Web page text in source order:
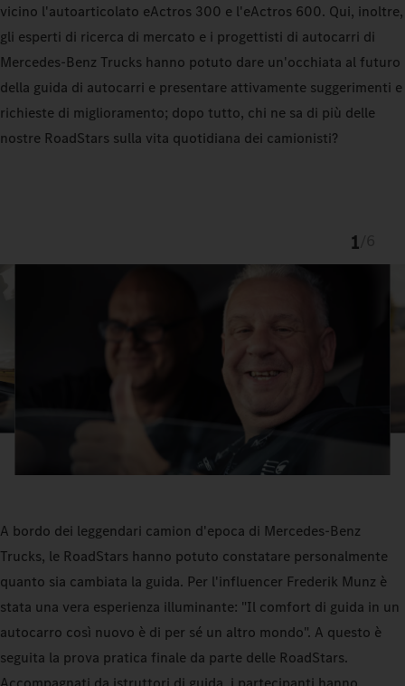
vicino l'autoarticolato eActros 300 e l'eActros 600. Qui, inoltre,
gli esperti di ricerca di mercato e i progettisti di autocarri di
Mercedes-Benz Trucks hanno potuto dare un'occhiata al futuro
della guida di autocarri e presentare attivamente suggerimenti e
richieste di miglioramento; dopo tutto, chi ne sa di più delle
nostre RoadStars sulla vita quotidiana dei camionisti?
1
A bordo dei leggendari camion d'epoca di Mercedes-Benz
Trucks, le RoadStars hanno potuto constatare personalmente
quanto sia cambiata la guida. Per l'influencer Frederik Munz è
stata una vera esperienza illuminante: "Il comfort di guida in un
autocarro così nuovo è di per sé un altro mondo". A questo è
seguita la prova pratica finale da parte delle RoadStars.